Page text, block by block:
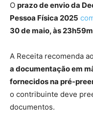
O prazo de envio da
Pessoa Física 2025
30 de maio, às
A Receita recomenda
a documentação em
fornecidos na pré-
o contribuinte deve
documentos.